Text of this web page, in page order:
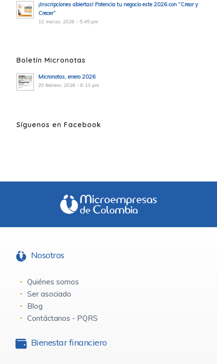
¡Inscripciones abiertas! Potencia tu negocio este 2026 con “Crear y
Crecer”
12 marzo, 2026 - 5:45 pm
Boletín Micronotas
Micronotas, enero 2026
20 febrero, 2026 - 6:13 pm
Síguenos en Facebook
Nosotros
Quiénes somos
Ser asociado
Blog
Contáctanos - PQRS
Bienestar financiero